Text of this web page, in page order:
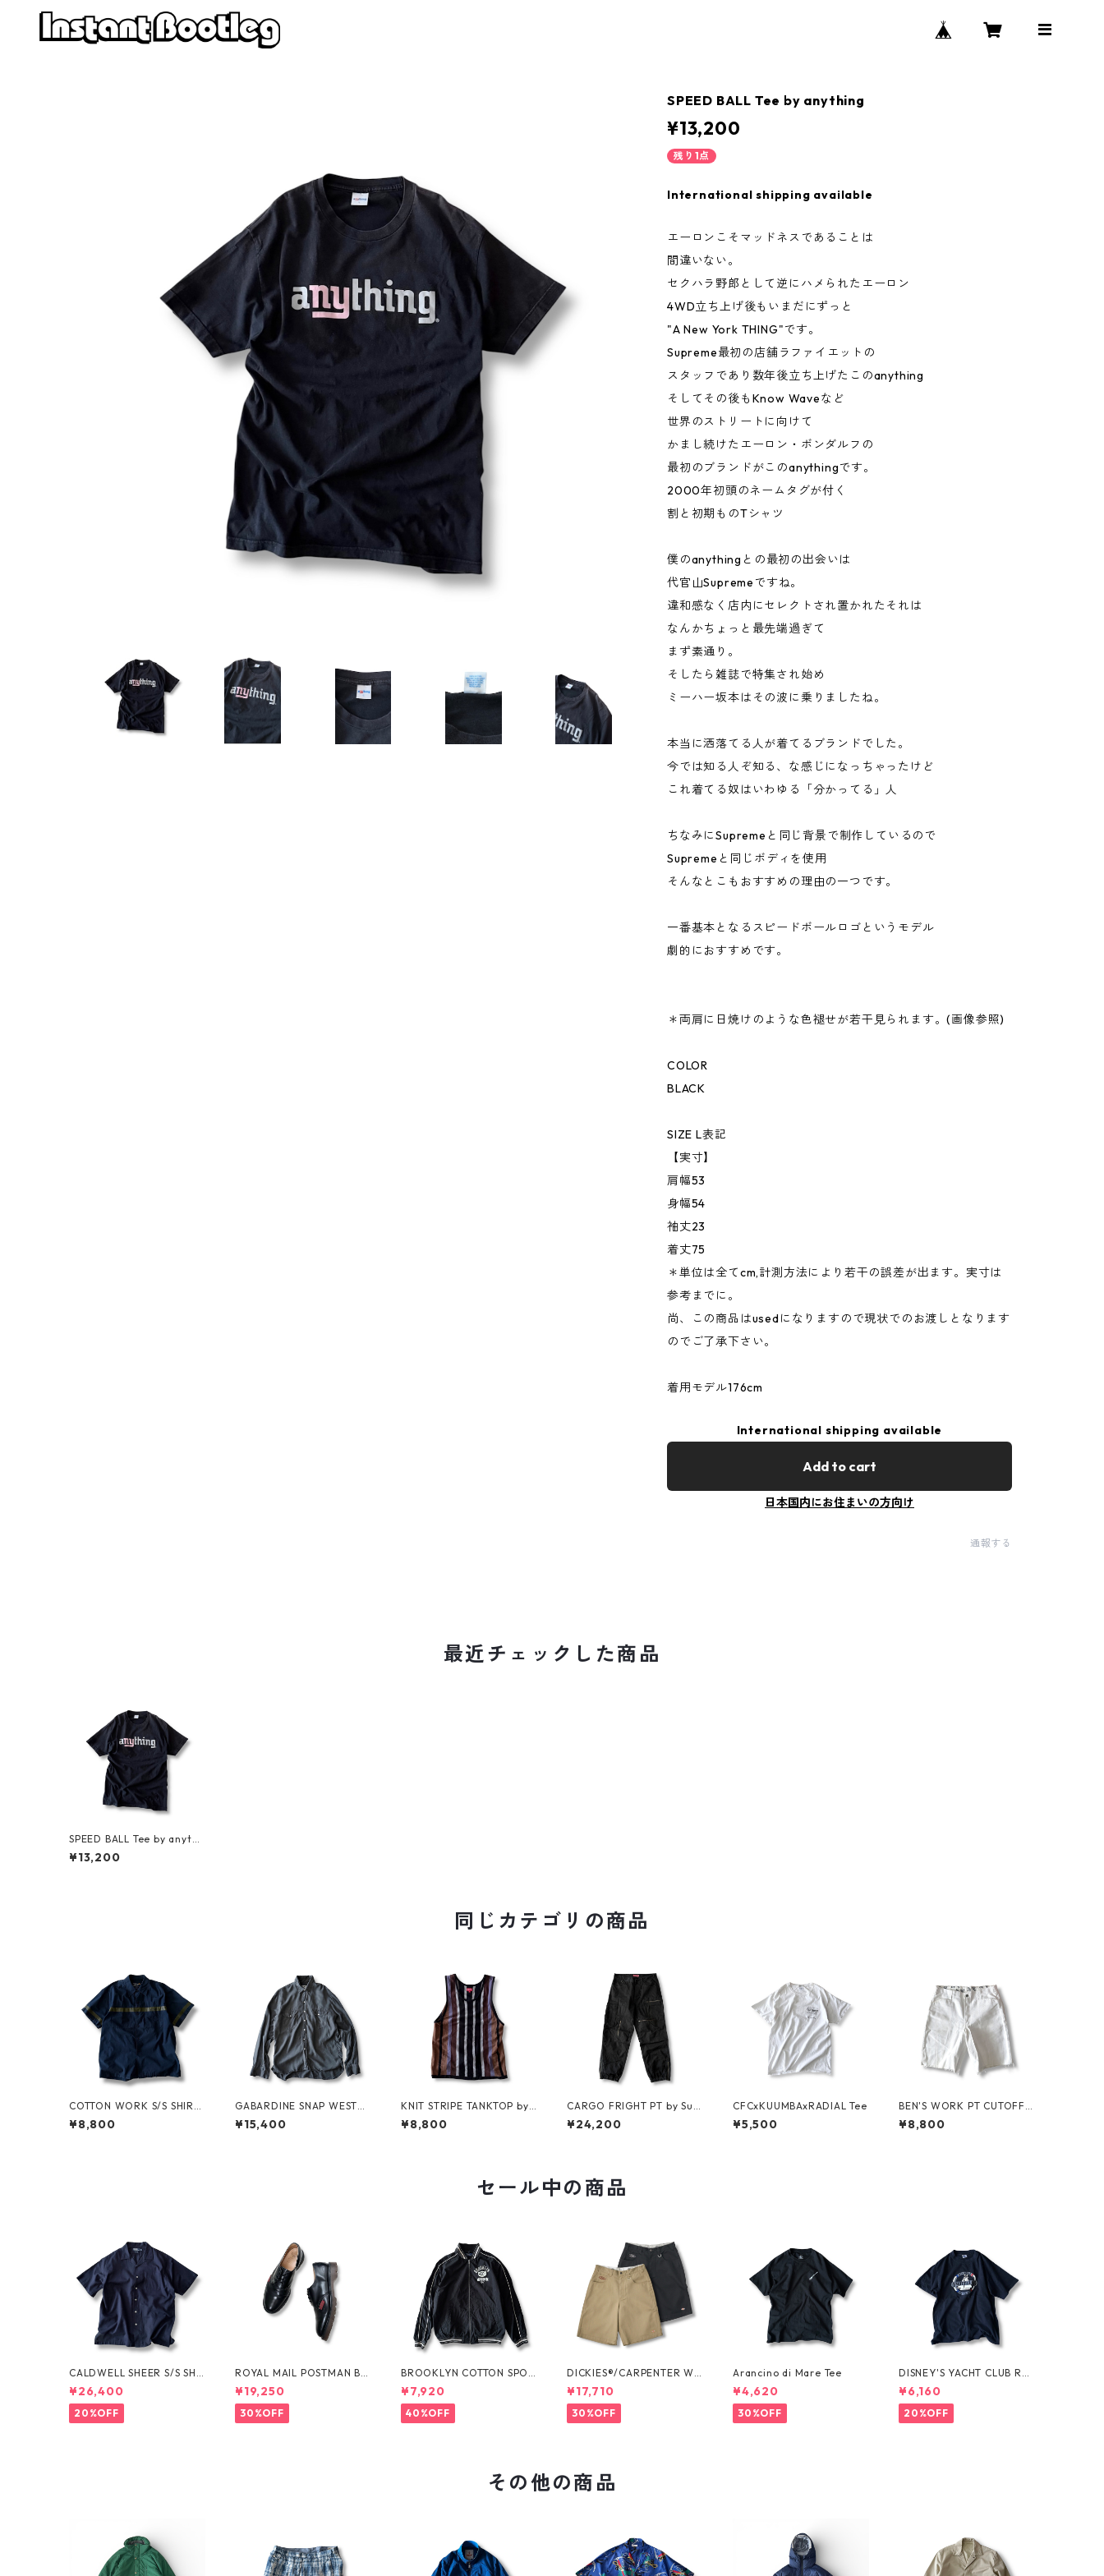
SPEED BALL Tee by anything
¥13,200
残り1点
International shipping available
エーロンこそマッドネスであることは
間違いない。
セクハラ野郎として逆にハメられたエーロン
4WD立ち上げ後もいまだにずっと
"A New York THING"です。
Supreme最初の店舗ラファイエットの
スタッフであり数年後立ち上げたこのanything
そしてその後もKnow Waveなど
世界のストリートに向けて
かまし続けたエーロン・ボンダルフの
最初のブランドがこのanythingです。
2000年初頭のネームタグが付く
割と初期ものTシャツ
僕のanythingとの最初の出会いは
代官山Supremeですね。
違和感なく店内にセレクトされ置かれたそれは
なんかちょっと最先端過ぎて
まず素通り。
そしたら雑誌で特集され始め
ミーハー坂本はその波に乗りましたね。
本当に洒落てる人が着てるブランドでした。
今では知る人ぞ知る、な感じになっちゃったけど
これ着てる奴はいわゆる「分かってる」人
ちなみにSupremeと同じ背景で制作しているので
Supremeと同じボディを使用
そんなとこもおすすめの理由の一つです。
一番基本となるスピードボールロゴというモデル
劇的におすすめです。
＊両肩に日焼けのような色褪せが若干見られます。(画像参照)
COLOR
BLACK
SIZE L表記
【実寸】
肩幅53
身幅54
袖丈23
着丈75
＊単位は全てcm,計測方法により若干の誤差が出ます。実寸は
参考までに。
尚、この商品はusedになりますので現状でのお渡しとなります
のでご了承下さい。
着用モデル176cm
International shipping available
Add to cart
日本国内にお住まいの方向け
通報する
最近チェックした商品
SPEED BALL Tee by anythi
ng
¥13,200
同じカテゴリの商品
COTTON WORK S/S SHIRT
by stussy
¥8,800
GABARDINE SNAP WESTER
N SHIRT by WYTHE
¥15,400
KNIT STRIPE TANKTOP by
Supreme
¥8,800
CARGO FRIGHT PT by Sup
reme
¥24,200
CFCxKUUMBAxRADIAL Tee
¥5,500
BEN'S WORK PT CUTOFF b
y Ben Davis
¥8,800
セール中の商品
CALDWELL SHEER S/S SHI
RT by Polo Ralph Lauren
¥26,400
20%OFF
ROYAL MAIL POSTMAN BO
OTS by Dr.MARTENS
¥19,250
30%OFF
BROOKLYN COTTON SPOR
T JKT by Polo Ralph Laure
n
¥7,920
40%OFF
DICKIES®/CARPENTER WI
DE SHORTS -SEDAN ALL-P
URPOSE-
¥17,710
30%OFF
Arancino di Mare Tee
¥4,620
30%OFF
DISNEY'S YACHT CLUB RES
ORT Tee
¥6,160
20%OFF
その他の商品